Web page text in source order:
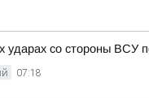
ударах со стороны ВСУ
07:18